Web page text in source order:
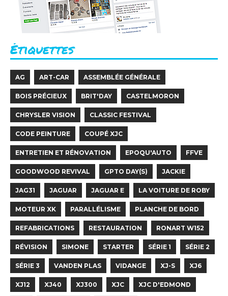
Étiquettes
AG ART-CAR ASSEMBLÉE GÉNÉRALE
BOIS PRÉCIEUX BRIT'DAY CASTELMORON
CHRYSLER VISION CLASSIC FESTIVAL
CODE PEINTURE COUPÉ XJC
ENTRETIEN ET RÉNOVATION EPOQU'AUTO FFVE
GOODWOOD REVIVAL GPTO DAY(S) JACKIE
JAG31 JAGUAR JAGUAR E LA VOITURE DE ROBY
MOTEUR XK PARALLÉLISME PLANCHE DE BORD
REFABRICATIONS RESTAURATION RONART W152
RÉVISION SIMONE STARTER SÉRIE 1 SÉRIE 2
SÉRIE 3 VANDEN PLAS VIDANGE XJ-S XJ6
XJ12 XJ40 XJ300 XJC XJC D'EDMOND